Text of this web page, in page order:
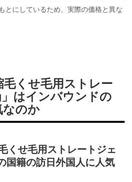
とにしているため、実際の価格と異な
毛くせ毛用ストレー
はインバウンドの
なのか
くせ毛用ストレートジェ
国籍の訪日外国人に人気